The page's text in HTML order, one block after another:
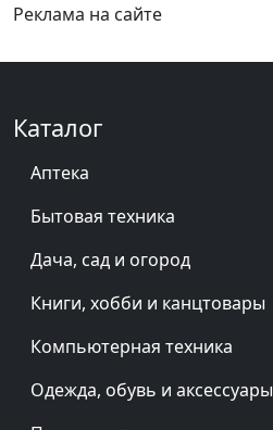
Реклама на сайте
Каталог
Аптека
Бытовая техника
Дача, сад и огород
Книги, хобби и канцтовары
Компьютерная техника
Одежда, обувь и аксессуары